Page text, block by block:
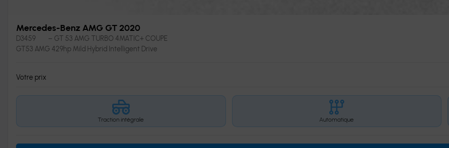
Mercedes-Benz AMG GT 2020
D3459
– GT 53 AMG TURBO 4MATIC+ COUPE
GT53 AMG 429hp Mild Hybrid Intelligent Drive
Votre prix
Traction intégrale Automatique